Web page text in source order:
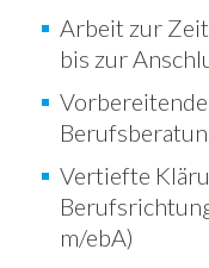
Arbeit zur
bis zur
Vertiefte
m/ebA)